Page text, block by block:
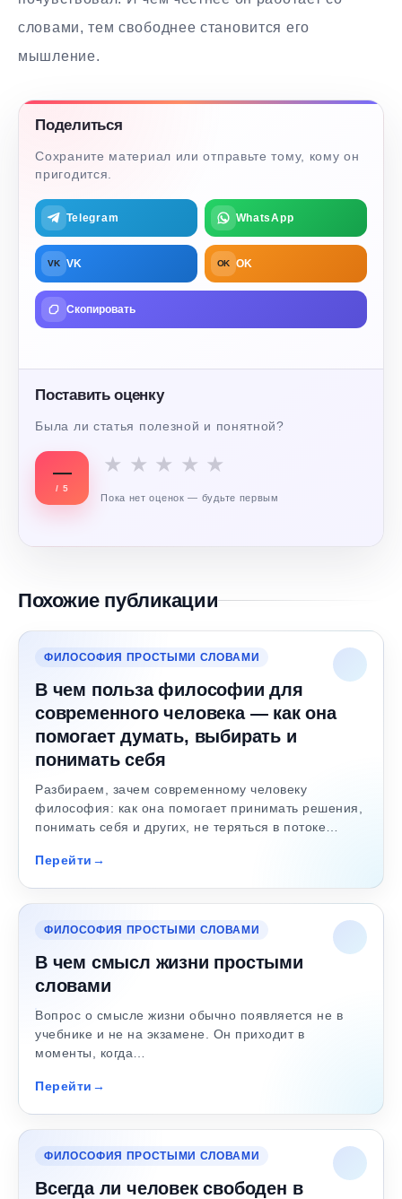
словами, тем свободнее становится его
мышление.
Поделиться
Сохраните материал или отправьте тому, кому он
пригодится.
Telegram WhatsApp
VK VK OK OK
Скопировать
Поставить оценку
Была ли статья полезной и понятной?
—
/ 5
★ ★ ★ ★ ★
Пока нет оценок — будьте первым
Похожие публикации
ФИЛОСОФИЯ ПРОСТЫМИ СЛОВАМИ
В чем польза философии для
современного человека — как она
помогает думать, выбирать и
понимать себя
Разбираем, зачем современному человеку
философия: как она помогает принимать решения,
понимать себя и других, не теряться в потоке…
Перейти
ФИЛОСОФИЯ ПРОСТЫМИ СЛОВАМИ
В чем смысл жизни простыми
словами
Вопрос о смысле жизни обычно появляется не в
учебнике и не на экзамене. Он приходит в
моменты, когда…
Перейти
ФИЛОСОФИЯ ПРОСТЫМИ СЛОВАМИ
Всегда ли человек свободен в